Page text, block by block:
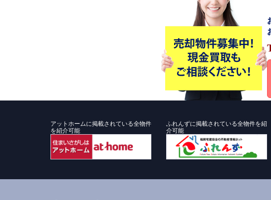
アットホームに掲載されている全物件
を紹介可能
ふれんずに掲載されている全物件を紹
介可能